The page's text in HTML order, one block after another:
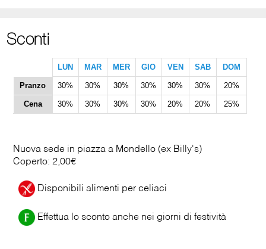
Sconti
LUN MAR MER GIO VEN SAB DOM
Pranzo 30% 30% 30% 30% 30% 30% 20%
Cena 30% 30% 30% 30% 20% 20% 25%
Nuova sede in piazza a Mondello (ex Billy's)
Coperto: 2,00€
Disponibili alimenti per celiaci
Effettua lo sconto anche nei giorni di festività